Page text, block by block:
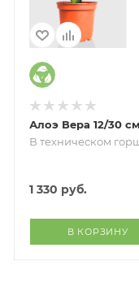
Алоэ Вера 12/30 см
В техническом
1 330 руб.
В КОРЗИНУ